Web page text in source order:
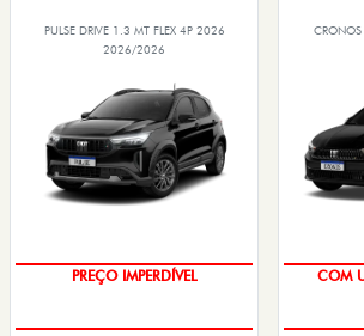
PULSE DRIVE 1.3 MT FLEX 4P 2026
2026/2026
OPORTUNIDADE